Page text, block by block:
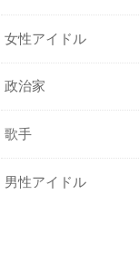
女性アイドル
政治家
歌手
男性アイドル